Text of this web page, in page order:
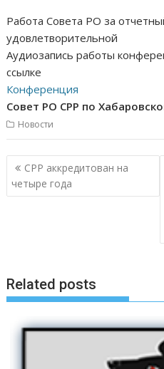
Работа Совета РО за
удовлетворительной
Аудиозапись работы
ссылке
Конференция
Совет РО СРР по
Новости
Навигация
по
записям
СРР аккредитован на
четыре года
Related posts